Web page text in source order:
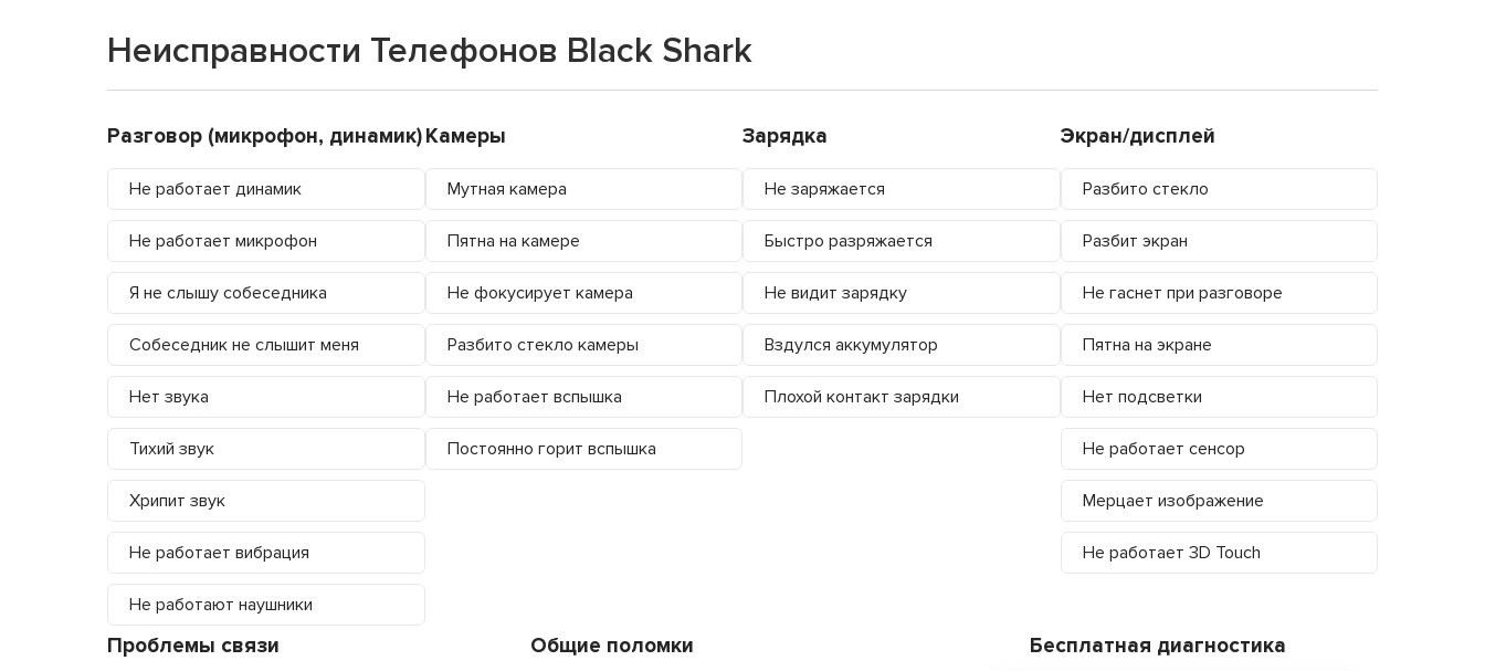
Неисправности Телефонов Black Shark
Разговор (микрофон, динамик)
Не работает динамик
Не работает микрофон
Я не слышу собеседника
Собеседник не слышит меня
Нет звука
Тихий звук
Хрипит звук
Не работает вибрация
Не работают наушники
Камеры
Мутная камера
Пятна на камере
Не фокусирует камера
Разбито стекло камеры
Не работает вспышка
Постоянно горит вспышка
Зарядка
Не заряжается
Быстро разряжается
Не видит зарядку
Вздулся аккумулятор
Плохой контакт зарядки
Экран/дисплей
Разбито стекло
Разбит экран
Не гаснет при разговоре
Пятна на экране
Нет подсветки
Не работает сенсор
Мерцает изображение
Не работает 3D Touch
Проблемы связи Общие поломки Бесплатная диагностика